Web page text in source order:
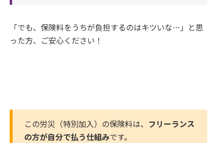
「でも、保険料をうちが負担するのはキツいな…」と思
った方、ご安心ください！
この労災（特別加入）の保険料は、 フリーランス
の方が自分で払う仕組みです。